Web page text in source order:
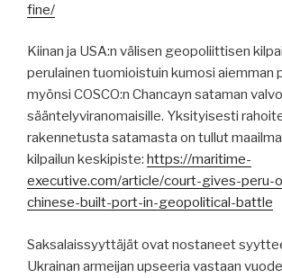
fine/
Kiinan ja USA:n välisen geopoliittisen
perulainen tuomioistuin kumosi aiemman
myönsi COSCO:n Chancayn sataman
sääntelyviranomaisille. Yksityisesti
rakennetusta satamasta on tullut
kilpailun keskipiste: https://maritime-
executive.com/article/court-gives-peru-
chinese-built-port-in-geopolitical-battle
Saksalaissyyttäjät ovat nostaneet
Ukrainan armeijan upseeria vastaan